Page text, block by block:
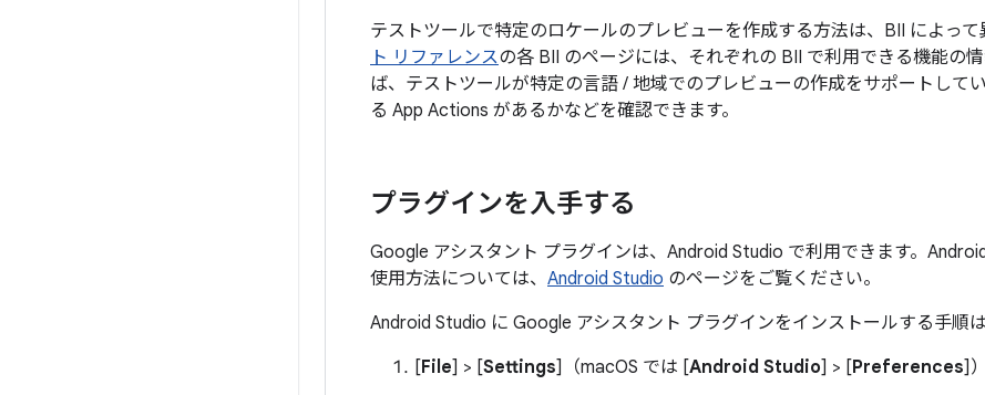
テストツールで特定のロケールのプレビューを作成する方法は、BII によって
ト リファレンスの各 BII のページには、それぞれの BII で利用できる機能の
ば、テストツールが特定の言語 / 地域でのプレビューの作成をサポートして
る App Actions があるかなどを確認できます。
プラグインを入手する
Google アシスタント プラグインは、Android Studio で利用できます。
使用方法については、 Android Studio のページをご覧ください。
Android Studio に Google アシスタント プラグインをインストールする手順は
[File] > [Settings]（macOS では [Android Studio] > [Preferences]